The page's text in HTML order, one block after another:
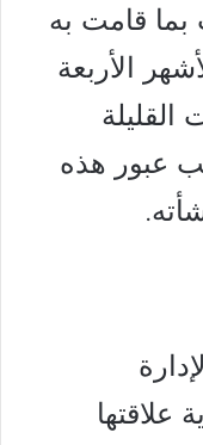
قامت به
الأربعة
عبور هذه